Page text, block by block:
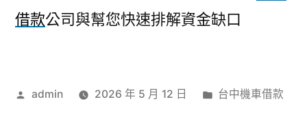
借款公司與幫您快速排解資金缺口
作
admin 2026 年 5 月 12 日
分
台中機車借款